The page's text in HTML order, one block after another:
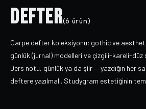
DEFTER(6 ürün)
Carpe defter koleksiyonu; gothic ve
günlük (jurnal) modelleri ve çizgili-kareli-düz
Ders notu, günlük ya da şiir — yazdığın her
deftere yazılmalı. Studygram estetiğinin